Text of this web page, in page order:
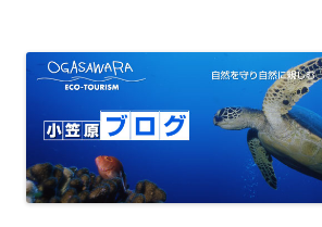
む エコツーリ